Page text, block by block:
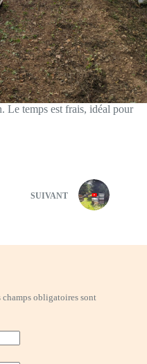
Le temps est frais, idéal pour
SUIVANT
champs obligatoires sont